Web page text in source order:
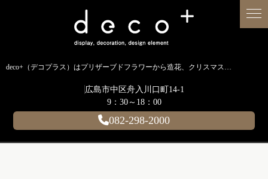
deco+（デコプラス）はプリザーブドフラワーから造花、クリスマス装飾、イルミネーションに至るまで扱う広島のディスプレイ専門ショップです。
広島市中区舟入川口町14-1
9：30～18：00
082-298-2000